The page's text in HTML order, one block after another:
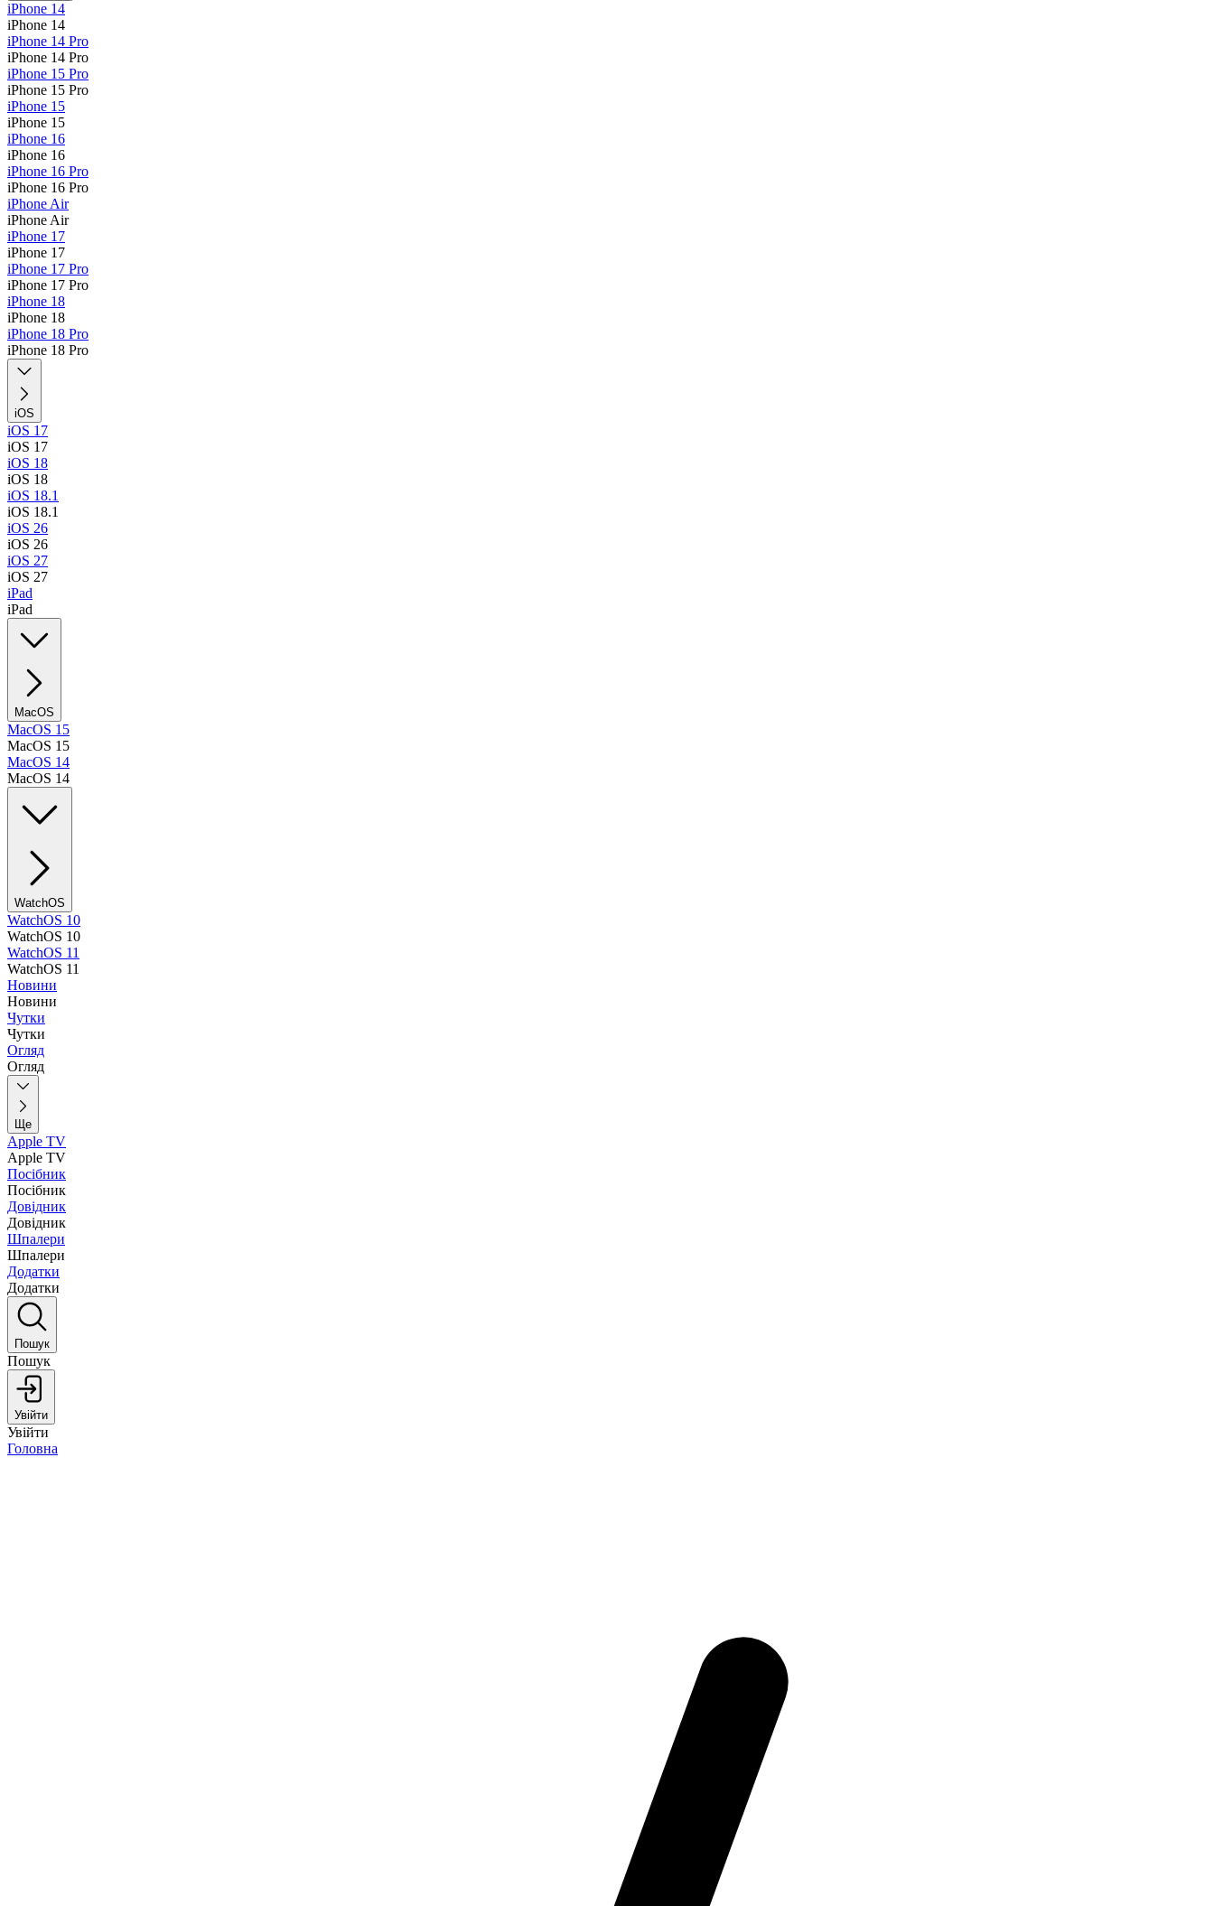
iPhone 14
iPhone 14
iPhone 14 Pro
iPhone 14 Pro
iPhone 15 Pro
iPhone 15 Pro
iPhone 15
iPhone 15
iPhone 16
iPhone 16
iPhone 16 Pro
iPhone 16 Pro
iPhone Air
iPhone Air
iPhone 17
iPhone 17
iPhone 17 Pro
iPhone 17 Pro
iPhone 18
iPhone 18
iPhone 18 Pro
iPhone 18 Pro
iOS
iOS 17
iOS 17
iOS 18
iOS 18
iOS 18.1
iOS 18.1
iOS 26
iOS 26
iOS 27
iOS 27
iPad
iPad
MacOS
MacOS 15
MacOS 15
MacOS 14
MacOS 14
WatchOS
WatchOS 10
WatchOS 10
WatchOS 11
WatchOS 11
Новини
Новини
Чутки
Чутки
Огляд
Огляд
Ще
Apple TV
Apple TV
Посібник
Посібник
Довідник
Довідник
Шпалери
Шпалери
Додатки
Додатки
Пошук
Пошук
Увійти
Увійти
Головна